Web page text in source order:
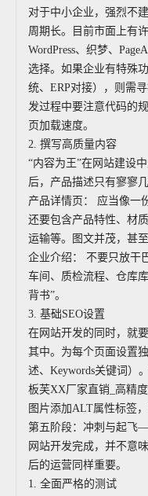
对于中小企业，强烈不
周期长。目前市面上有
WordPress、织梦、
选择。如果企业有特殊
统、ERP对接），则需
发过程中要注意代码的
页加载速度。
2. 撰写高质量内容
“内容为王”在网站建设
后，产品描述只有寥寥
产品详情页： 应当像一
还要包含产品特性、材
运输等。图文并茂，甚
企业介绍： 不要只放干
车间、质检流程、仓库
背书”。
3. 基础SEO设置
在网站开发的同时，就
其中。为每个页面设置
述、Keywords关键词）
板芙XX厂家直销_高精
图片添加ALT属性标签
第五阶段：冲刺与起飞
网站开发完成，并不意
后的运营同样重要。
1. 全面严格的测试